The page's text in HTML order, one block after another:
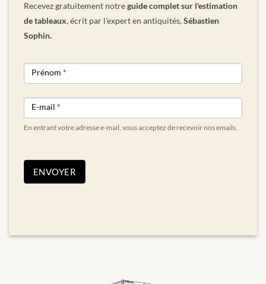
Recevez gratuitement notreguide complet sur l'estimation
de tableaux, écrit par l'expert en antiquités,Sébastien
Sophin.
NEWSLETTER
FORM
Prénom *
E-mail *
En entrant votre adresse e-mail, vous acceptez de recevoir nos emails.
ENVOYER